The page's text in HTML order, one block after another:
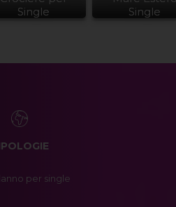
Single
Single
per single